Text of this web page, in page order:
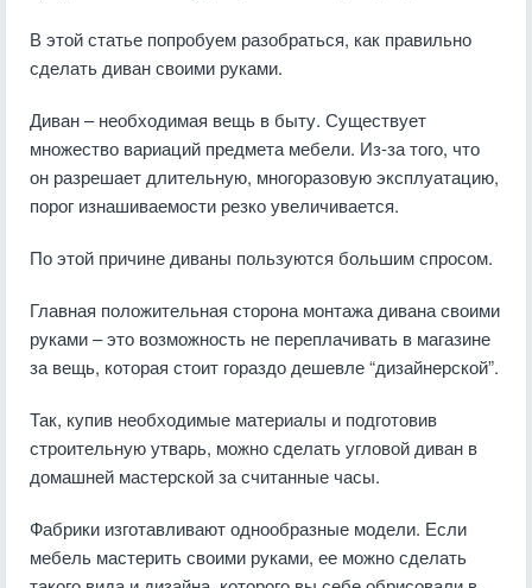
В этой статье попробуем разобраться, как правильно
сделать диван своими руками.
Диван – необходимая вещь в быту. Существует
множество вариаций предмета мебели. Из-за того, что
он разрешает длительную, многоразовую эксплуатацию,
порог изнашиваемости резко увеличивается.
По этой причине диваны пользуются большим спросом.
Главная положительная сторона монтажа дивана своими
руками– это возможность не переплачивать в магазине
за вещь, которая стоит гораздо дешевле “дизайнерской”.
Так, купив необходимые материалы и подготовив
строительную утварь, можно сделать угловой диван в
домашней мастерской за считанные часы.
Фабрики изготавливают однообразные модели. Если
мебель мастерить своими руками, ее можно сделать